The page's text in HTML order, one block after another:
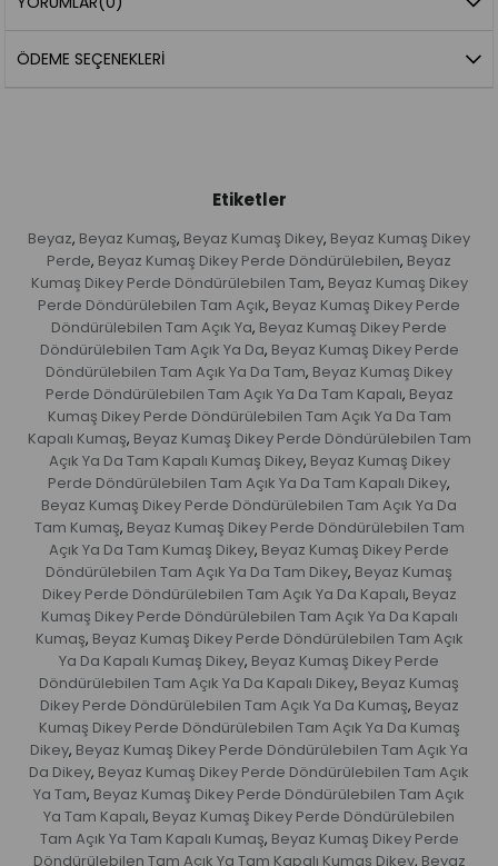
ÖDEME SEÇENEKLERI
Etiketler
Beyaz, Beyaz Kumaş, Beyaz Kumaş Dikey, Beyaz Kumaş Dikey
Perde, Beyaz Kumaş Dikey Perde Döndürülebilen, Beyaz
Kumaş Dikey Perde Döndürülebilen Tam, Beyaz Kumaş Dikey
Perde Döndürülebilen Tam Açık, Beyaz Kumaş Dikey Perde
Döndürülebilen Tam Açık Ya, Beyaz Kumaş Dikey Perde
Döndürülebilen Tam Açık Ya Da, Beyaz Kumaş Dikey Perde
Döndürülebilen Tam Açık Ya Da Tam, Beyaz Kumaş Dikey
Perde Döndürülebilen Tam Açık Ya Da Tam Kapalı, Beyaz
Kumaş Dikey Perde Döndürülebilen Tam Açık Ya Da Tam
Kapalı Kumaş, Beyaz Kumaş Dikey Perde Döndürülebilen Tam
Açık Ya Da Tam Kapalı Kumaş Dikey, Beyaz Kumaş Dikey
Perde Döndürülebilen Tam Açık Ya Da Tam Kapalı Dikey,
Beyaz Kumaş Dikey Perde Döndürülebilen Tam Açık Ya Da
Tam Kumaş, Beyaz Kumaş Dikey Perde Döndürülebilen Tam
Açık Ya Da Tam Kumaş Dikey, Beyaz Kumaş Dikey Perde
Döndürülebilen Tam Açık Ya Da Tam Dikey, Beyaz Kumaş
Dikey Perde Döndürülebilen Tam Açık Ya Da Kapalı, Beyaz
Kumaş Dikey Perde Döndürülebilen Tam Açık Ya Da Kapalı
Kumaş, Beyaz Kumaş Dikey Perde Döndürülebilen Tam Açık
Ya Da Kapalı Kumaş Dikey, Beyaz Kumaş Dikey Perde
Döndürülebilen Tam Açık Ya Da Kapalı Dikey, Beyaz Kumaş
Dikey Perde Döndürülebilen Tam Açık Ya Da Kumaş, Beyaz
Kumaş Dikey Perde Döndürülebilen Tam Açık Ya Da Kumaş
Dikey, Beyaz Kumaş Dikey Perde Döndürülebilen Tam Açık Ya
Da Dikey, Beyaz Kumaş Dikey Perde Döndürülebilen Tam Açık
Ya Tam, Beyaz Kumaş Dikey Perde Döndürülebilen Tam Açık
Ya Tam Kapalı, Beyaz Kumaş Dikey Perde Döndürülebilen
Tam Açık Ya Tam Kapalı Kumaş, Beyaz Kumaş Dikey Perde
Döndürülebilen Tam Açık Ya Tam Kapalı Kumaş Dikey, Beyaz